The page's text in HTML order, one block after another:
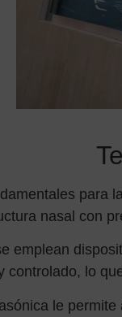
para
nasal con
emplean
controlado, lo
le